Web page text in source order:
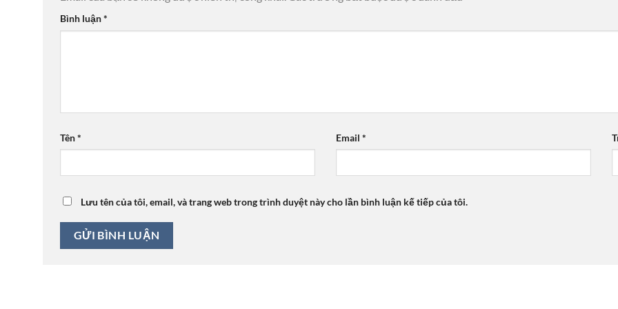
Bình luận*
Tên* Email *
Lưu tên của tôi, email, và trang web trong trình duyệt này cho lần bình luận kế tiếp của tôi.